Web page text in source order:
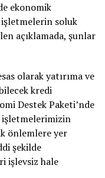
ekonomik
işletmelerin soluk
açıklamada, şunlar
olarak yatırıma ve
kredi
Destek Paketi’nde
işletmelerimizin
önlemlere yer
şekilde
işlevsiz hale